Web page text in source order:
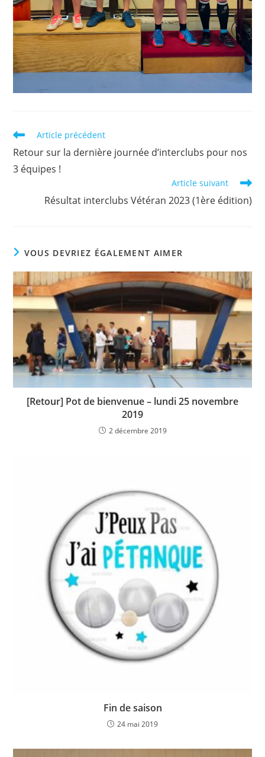
Read
articles
Article précédent
Retour sur la dernière journée d’interclubs pour nos
3 équipes !
Article suivant
Résultat interclubs Vétéran 2023 (1ère édition)
VOUS DEVRIEZ ÉGALEMENT AIMER
[Retour] Pot de bienvenue – lundi 25 novembre
2019
2 décembre 2019
Fin de saison
24 mai 2019